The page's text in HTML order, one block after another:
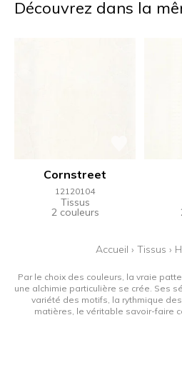
Découvrez dans la
Cornstreet
12120104
Tissus
2 couleurs
Accueil › Tissus ›
Par le choix des couleurs, la vraie
une alchimie particulière se crée. Ses
variété des motifs, la rythmique
matières, le véritable savoir-faire